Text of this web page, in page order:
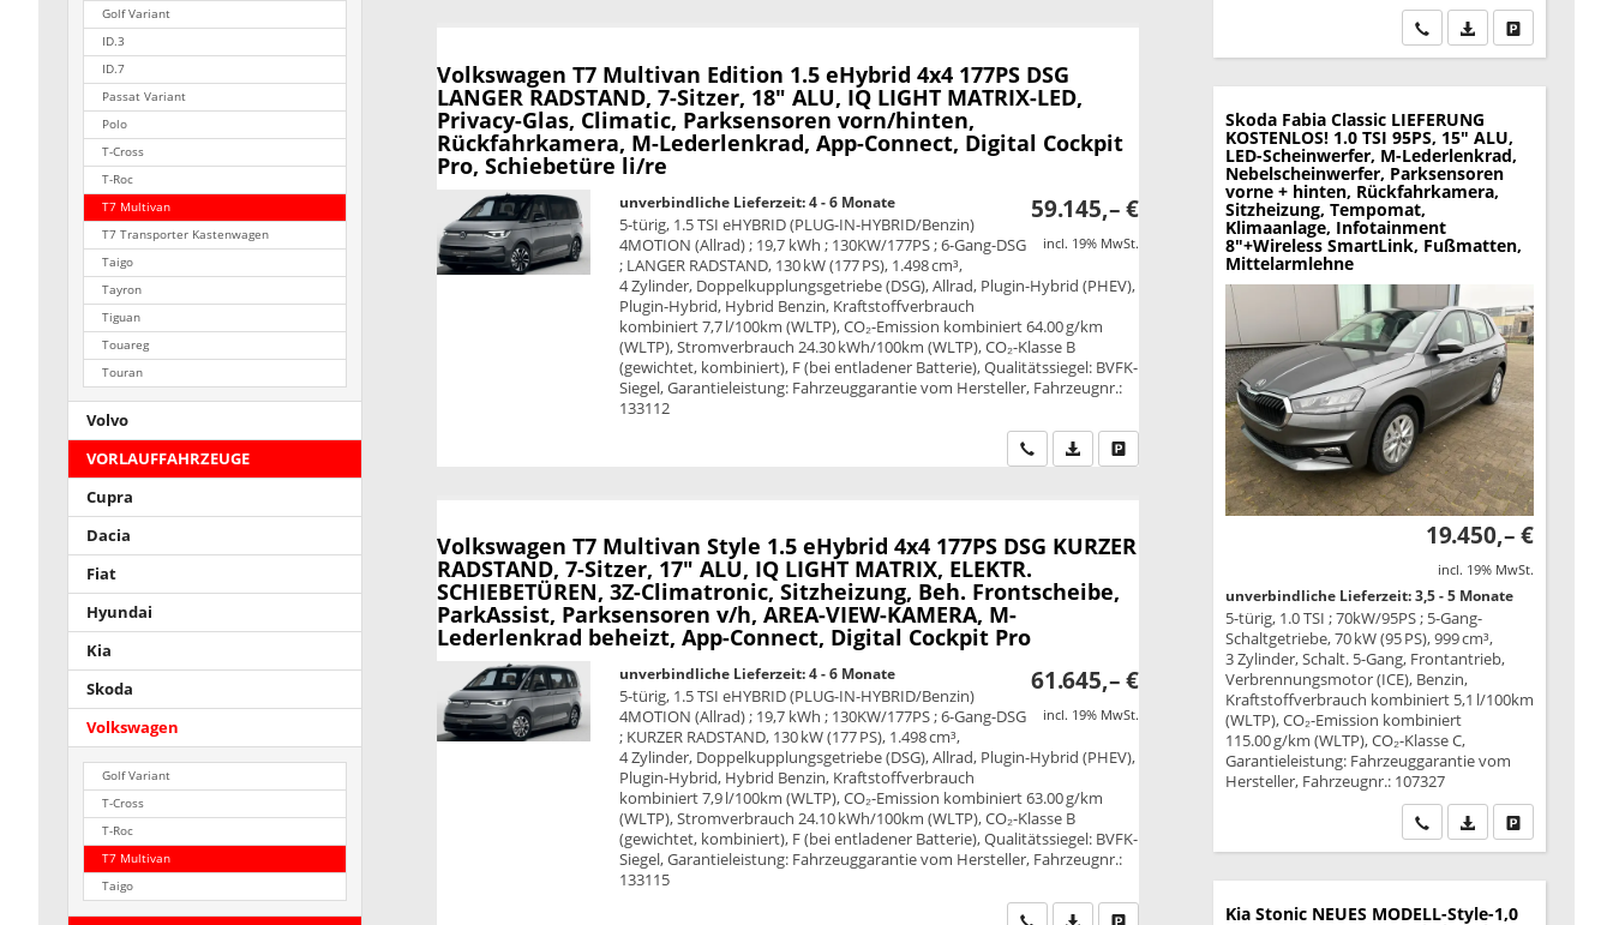
Volkswagen T7 Multivan Edition 1.5 eHybrid 4x4 177PS DSG
LANGER RADSTAND, 7-Sitzer, 18" ALU, IQ LIGHT MATRIX-LED,
Privacy-Glas, Climatic, Parksensoren vorn/hinten,
Rückfahrkamera, M-Lederlenkrad, App-Connect, Digital Cockpit
Pro, Schiebetüre li/re
59.145,– €
incl. 19% MwSt.
unverbindliche Lieferzeit: 4 - 6 Monate
5-türig, 1.5 TSI eHYBRID (PLUG-IN-HYBRID/Benzin)
4MOTION (Allrad) ; 19,7 kWh ; 130KW/177PS ; 6-Gang-DSG
; LANGER RADSTAND, 130 kW (177 PS), 1.498 cm³,
4 Zylinder, Doppelkupplungsgetriebe (DSG), Allrad, Plugin-Hybrid (PHEV),
Plugin-Hybrid, Hybrid Benzin, Kraftstoffverbrauch
kombiniert 7,7 l/100km (WLTP), CO₂-Emission kombiniert 64.00 g/km
(WLTP), Stromverbrauch 24.30 kWh/100km (WLTP), CO₂-Klasse B
(gewichtet, kombiniert), F (bei entladener Batterie), Qualitätssiegel: BVFK-
Siegel, Garantieleistung: Fahrzeuggarantie vom Hersteller, Fahrzeugnr.:
133112
Wir rufen Sie anPDF-Datei, Fahrzeugexposé drucken
Drucken, parken oder vergleichen
Volkswagen T7 Multivan Style 1.5 eHybrid 4x4 177PS DSG KURZER
RADSTAND, 7-Sitzer, 17" ALU, IQ LIGHT MATRIX, ELEKTR.
SCHIEBETÜREN, 3Z-Climatronic, Sitzheizung, Beh. Frontscheibe,
ParkAssist, Parksensoren v/h, AREA-VIEW-KAMERA, M-
Lederlenkrad beheizt, App-Connect, Digital Cockpit Pro
61.645,– €
incl. 19% MwSt.
unverbindliche Lieferzeit: 4 - 6 Monate
5-türig, 1.5 TSI eHYBRID (PLUG-IN-HYBRID/Benzin)
4MOTION (Allrad) ; 19,7 kWh ; 130KW/177PS ; 6-Gang-DSG
; KURZER RADSTAND, 130 kW (177 PS), 1.498 cm³,
4 Zylinder, Doppelkupplungsgetriebe (DSG), Allrad, Plugin-Hybrid (PHEV),
Plugin-Hybrid, Hybrid Benzin, Kraftstoffverbrauch
kombiniert 7,9 l/100km (WLTP), CO₂-Emission kombiniert 63.00 g/km
(WLTP), Stromverbrauch 24.10 kWh/100km (WLTP), CO₂-Klasse B
(gewichtet, kombiniert), F (bei entladener Batterie), Qualitätssiegel: BVFK-
Siegel, Garantieleistung: Fahrzeuggarantie vom Hersteller, Fahrzeugnr.:
133115
Wir rufen Sie anPDF-Datei, Fahrzeugexposé drucken
Drucken, parken oder vergleichen
Golf Variant
ID.3
ID.7
Passat Variant
Polo
T-Cross
T-Roc
T7 Multivan
T7 Transporter Kastenwagen
Taigo
Tayron
Tiguan
Touareg
Touran
Volvo
VORLAUFFAHRZEUGE
Cupra
Dacia
Fiat
Hyundai
Kia
Skoda
Volkswagen
Golf Variant
T-Cross
T-Roc
T7 Multivan
Taigo
Wir rufen Sie an
PDF-Datei,Drucken,
Skoda Fabia Classic LIEFERUNG
KOSTENLOS! 1.0 TSI 95PS, 15" ALU,
LED-Scheinwerfer, M-Lederlenkrad,
Nebelscheinwerfer, Parksensoren
vorne + hinten, Rückfahrkamera,
Sitzheizung, Tempomat,
Klimaanlage, Infotainment
8"+Wireless SmartLink, Fußmatten,
Mittelarmlehne
19.450,– €
incl. 19% MwSt.
unverbindliche Lieferzeit: 3,5 - 5 Monate
5-türig, 1.0 TSI ; 70kW/95PS ; 5-Gang-
Schaltgetriebe, 70 kW (95 PS), 999 cm³,
3 Zylinder, Schalt. 5-Gang, Frontantrieb,
Verbrennungsmotor (ICE), Benzin,
Kraftstoffverbrauch kombiniert 5,1 l/100km
(WLTP), CO₂-Emission kombiniert
115.00 g/km (WLTP), CO₂-Klasse C,
Garantieleistung: Fahrzeuggarantie vom
Hersteller, Fahrzeugnr.: 107327
Wir rufen Sie an
PDF-Datei,Drucken,
Kia Stonic NEUES MODELL-Style-1,0